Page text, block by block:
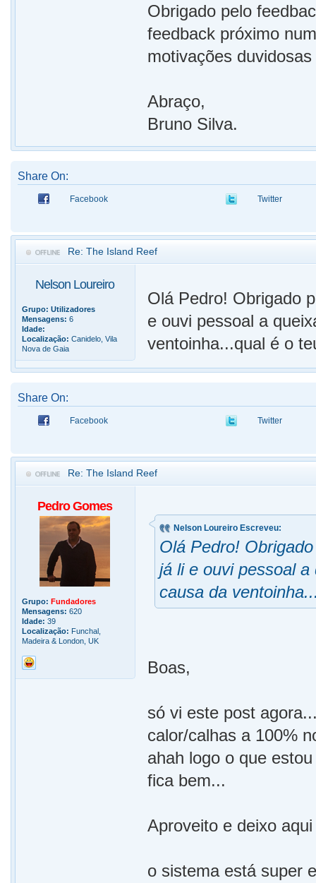
Obrigado pelo
feedback próximo
motivações
Abraço,
Bruno Silva.
Share On:
Facebook Twitter
Re: The Island Reef
Nelson Loureiro
Grupo: Utilizadores
Mensagens: 6
Idade:
Localização: Canidelo, Vila
Nova de Gaia
Olá Pedro! Obrigado
e ouvi pessoal a
ventoinha...qual é o
Share On:
Facebook Twitter
Re: The Island Reef
Pedro Gomes
Grupo: Fundadores
Mensagens: 620
Idade: 39
Localização: Funchal,
Madeira & London, UK
Nelson Loureiro Escreveu:
Olá Pedro!
já li e ouvi pessoal
causa da
Boas,
só vi este post
calor/calhas a 100%
ahah logo o que
fica bem...
Aproveito e deixo
o sistema está super